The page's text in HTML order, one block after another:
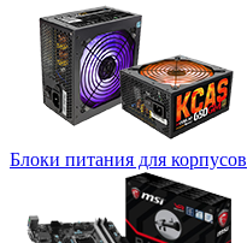
Блоки питания для корпусов